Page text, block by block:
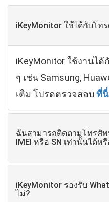
iKeyMonitor ใช้ได้กับโท
iKeyMonitor ใช้งานไ
ๆ เช่น Samsung,
เติม โปรดตรวจสอบที่นี่
ฉันสามารถติดตามโทรศั
IMEI หรือ SN เท่านั้นได้ห
iKeyMonitor รองรับ
ไม่?